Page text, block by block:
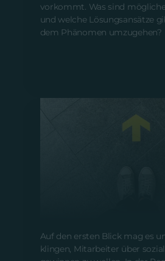
vorkommt. Was sind
und welche Lösungsansätze
dem Phänomen umzugehen?
Auf den ersten Blick mag es
klingen, Mitarbeiter über